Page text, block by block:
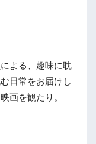
よる、趣味に耽
日常をお届けし
画を観たり。